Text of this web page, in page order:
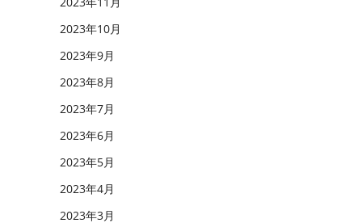
2023年10月
2023年9月
2023年8月
2023年7月
2023年6月
2023年5月
2023年4月
2023年3月